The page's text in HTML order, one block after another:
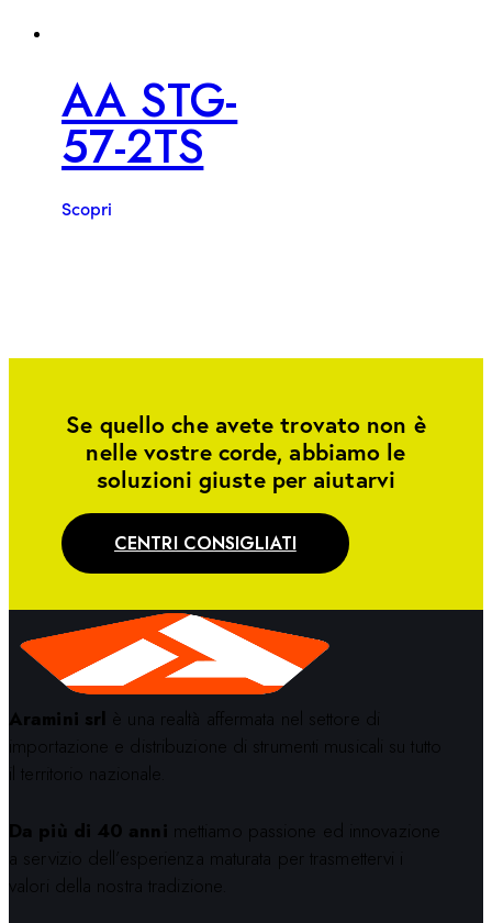
AA STG-
57-2TS
Scopri
Se quello che avete trovato non è
nelle vostre corde, abbiamo le
soluzioni giuste per aiutarvi
CENTRI CONSIGLIATI
Aramini srl è una realtà affermata nel settore di
importazione e distribuzione di strumenti musicali su tutto
il territorio nazionale.
Da più di 40 anni mettiamo passione ed innovazione
a servizio dell’esperienza maturata per trasmettervi i
valori della nostra tradizione.